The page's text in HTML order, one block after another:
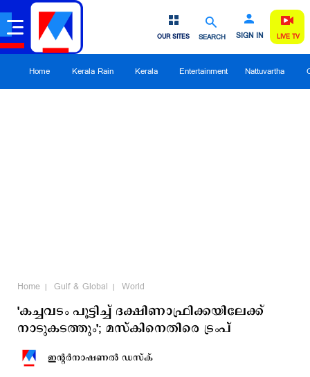
SEARCH SIGN IN
OUR SITES LIVE TV
Home Kerala Rain Kerala Entertainment Nattuvartha
Home Gulf & Global World
'കച്ചവടം പൂട്ടിച്ച് ദക്ഷിണാഫ്രിക്കയിലേക്ക്
നാടുകടത്തും'; മസ്കിനെതിരെ ട്രംപ്
ഇന്‍റര്‍നാഷണല്‍ ഡസ്ക്